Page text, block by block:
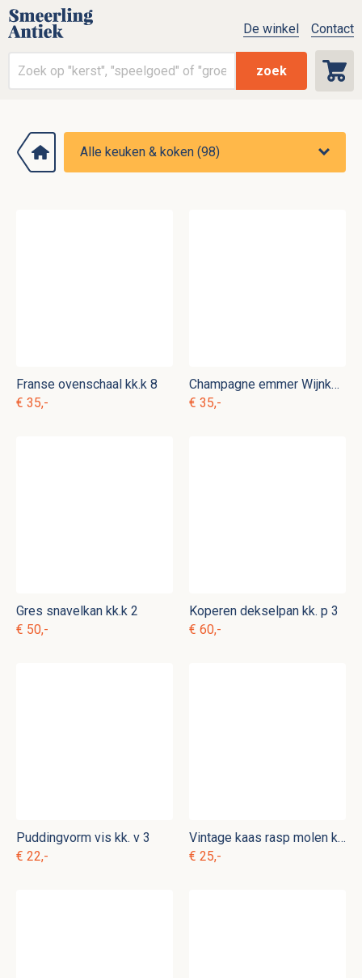
zoek
De winkel Contact
Franse ovenschaal kk.k 8
€ 35,-
Champagne emmer Wijnkoeler
€ 35,-
Gres snavelkan kk.k 2
€ 50,-
Koperen dekselpan kk. p 3
€ 60,-
Puddingvorm vis kk. v 3
€ 22,-
Vintage kaas rasp molen kk. g 4
€ 25,-